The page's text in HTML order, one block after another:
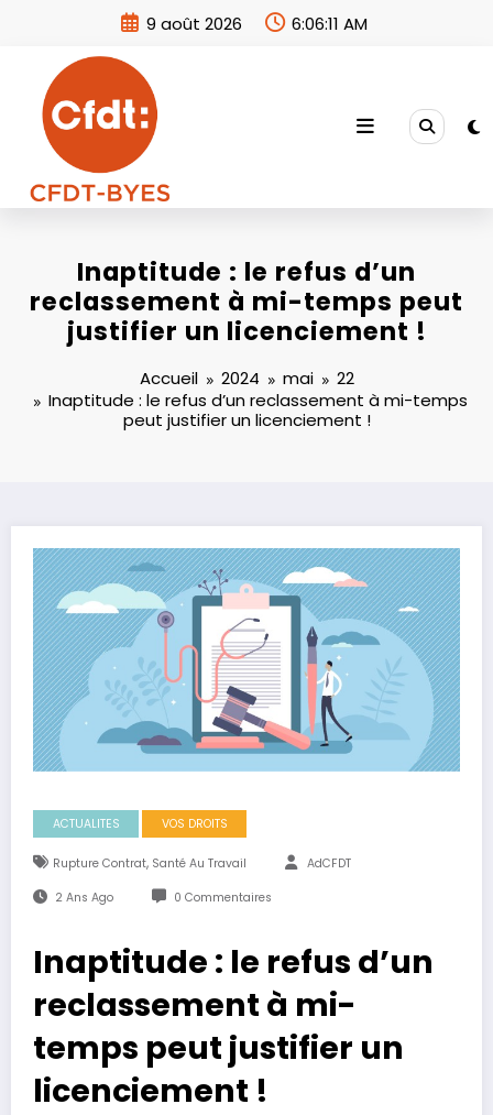
9 août 2026 6:06:12 AM
Inaptitude : le refus d’un
reclassement à mi-temps peut
justifier un licenciement !
Accueil 2024 mai
22
Inaptitude : le refus d’un reclassement à mi-temps
peut justifier un licenciement !
ACTUALITES VOS DROITS
Rupture Contrat, Santé Au Travail AdCFDT
2 Ans Ago 0 Commentaires
Inaptitude : le refus d’un
reclassement à mi-
temps peut justifier un
licenciement !